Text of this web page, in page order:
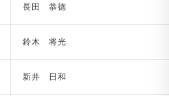
長田 恭徳
鈴木 将光
新井 日和